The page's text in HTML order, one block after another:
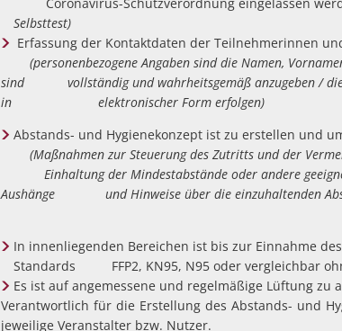
Selbsttest)
Erfassung der Kontaktdaten der Teilnehmerinnen
(personenbezogene Angaben sind die Namen,
sind vollständig und wahrheitsgemäß anzugeben / die
in elektronischer Form erfolgen)
Abstands- und Hygienekonzept ist zu erstellen und
(Maßnahmen zur Steuerung des Zutritts und der
Einhaltung der Mindestabstände oder andere
Aushänge und Hinweise über die einzuhaltenden
In innenliegenden Bereichen ist bis zur Einnahme
Standards FFP2, KN95, N95 oder vergleichbar
Es ist auf angemessene und regelmäßige Lüftung zu
Verantwortlich für die Erstellung des Abstands- und
jeweilige Veranstalter bzw. Nutzer.